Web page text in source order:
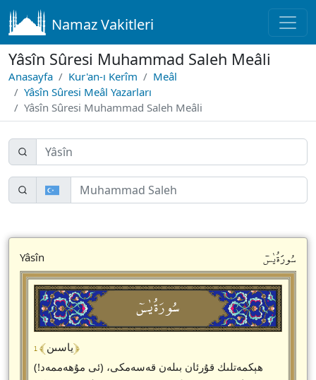
Namaz Vakitleri
Yâsîn Sûresi Muhammad Saleh Meâli
Anasayfa Kur'an-ı Kerîm
Meâl
Yâsîn Sûresi Meâl Yazarları
Yâsîn Sûresi Muhammad Saleh Meâli
Yâsîn سُورَةُيٰسۤ
سُورَةُيٰسۤ
ياسىن﴾ 1 ﴿
ھېكمەتلىك قۇرئان بىلەن قەسەمكى، (ئى مۇھەممەد!)